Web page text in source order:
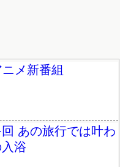
メ新番組
回 あの旅行では叶わ
浴